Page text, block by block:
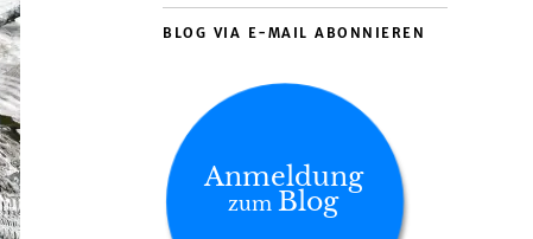
BLOG VIA E-MAIL ABONNIEREN
Anmeldung
zum Blog